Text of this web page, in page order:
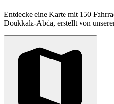
Entdecke eine Karte mit 150
Doukkala-Abda, erstellt von